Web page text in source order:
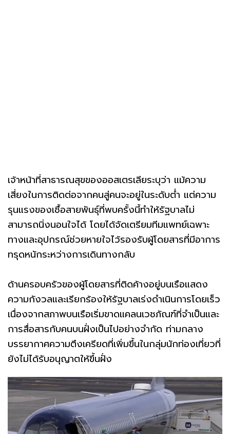
เจ้าหน้าที่สาธารณสุขของออสเตรเลียระบุว่า แม้ความ
เสี่ยงในการติดต่อจากคนสู่คนจะอยู่ในระดับต่ำ แต่ความ
รุนแรงของเชื้อสายพันธุ์ที่พบครั้งนี้ทำให้รัฐบาลไม่
สามารถนิ่งนอนใจได้ โดยได้จัดเตรียมทีมแพทย์เฉพาะ
ทางและอุปกรณ์ช่วยหายใจไว้รองรับผู้โดยสารที่มีอาการ
ทรุดหนักระหว่างการเดินทางกลับ
ด้านครอบครัวของผู้โดยสารที่ติดค้างอยู่บนเรือแสดง
ความกังวลและเรียกร้องให้รัฐบาลเร่งดำเนินการโดยเร็ว
เนื่องจากสภาพบนเรือเริ่มขาดแคลนเวชภัณฑ์ที่จำเป็นและ
การสื่อสารกับคนบนฝั่งเป็นไปอย่างจำกัด ท่ามกลาง
บรรยากาศความตึงเครียดที่เพิ่มขึ้นในกลุ่มนักท่องเที่ยวที่
ยังไม่ได้รับอนุญาตให้ขึ้นฝั่ง